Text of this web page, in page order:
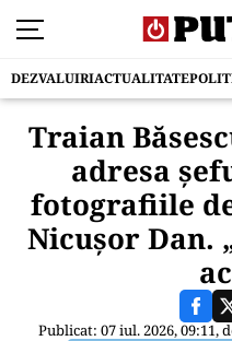
DEZVALUIRIACTUALITATE
Traian
adresa
fotografiile
Nicușor Dan.
Publicat: 07 iul. 2026, 09:11,